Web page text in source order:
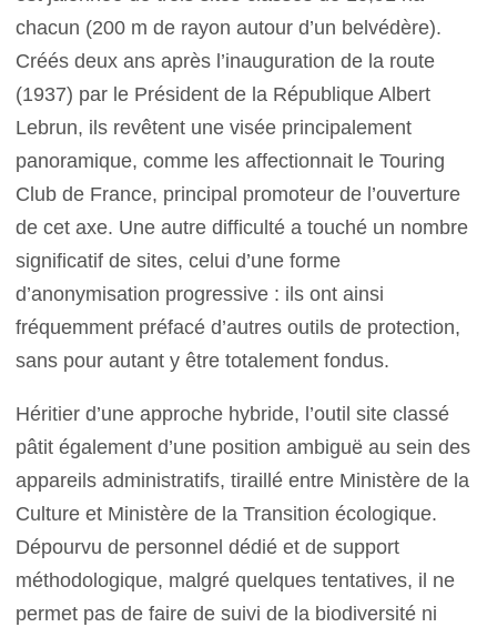
chacun (200 m de rayon autour d’un belvédère).
Créés deux ans après l’inauguration de la route
(1937) par le Président de la République Albert
Lebrun, ils revêtent une visée principalement
panoramique, comme les affectionnait le Touring
Club de France, principal promoteur de l’ouverture
de cet axe. Une autre difficulté a touché un nombre
significatif de sites, celui d’une forme
d’anonymisation progressive : ils ont ainsi
fréquemment préfacé d’autres outils de protection,
sans pour autant y être totalement fondus.
Héritier d’une approche hybride, l’outil site classé
pâtit également d’une position ambiguë au sein des
appareils administratifs, tiraillé entre Ministère de la
Culture et Ministère de la Transition écologique.
Dépourvu de personnel dédié et de support
méthodologique, malgré quelques tentatives, il ne
permet pas de faire de suivi de la biodiversité ni